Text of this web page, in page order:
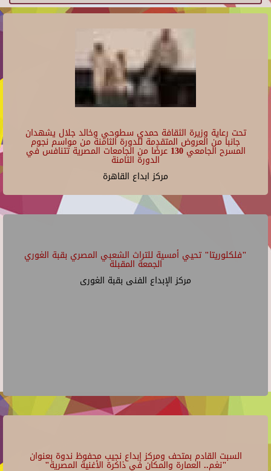
تحت رعاية وزيرة الثقافة حمدي سطوحي وخالد جلال يشهدان
جانبا من العروض المتقدمة للدورة الثامنة من مواسم نجوم
المسرح الجامعي 130 عرضًا من الجامعات المصرية تتنافس في
الدورة الثامنة
مركز ابداع القاهرة
"فلكلوريتا" تحيي أمسية للتراث الشعبي المصري بقبة الغوري
الجمعة المقبلة
مركز الإبداع الفنى بقبة الغورى
السبت القادم بمتحف ومركز إبداع نجيب محفوظ ندوة بعنوان
"نغم.. العمارة والمكان في ذاكرة الأغنية المصرية"